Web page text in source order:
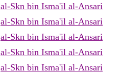
al-Skn bin Isma'il al-Ansari
al-Skn bin Isma'il al-Ansari
al-Skn bin Isma'il al-Ansari
al-Skn bin Isma'il al-Ansari
al-Skn bin Isma'il al-Ansari